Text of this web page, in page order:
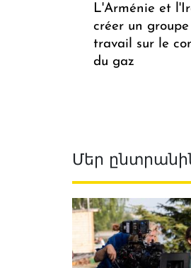
L'Arménie et
créer un
travail sur le
du gaz
Մեր